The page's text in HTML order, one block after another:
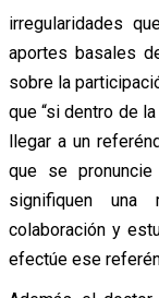
irregularidades
aportes basales
sobre la
que “si dentro de
llegar a un
que se
signifiquen una
colaboración y
efectúe ese